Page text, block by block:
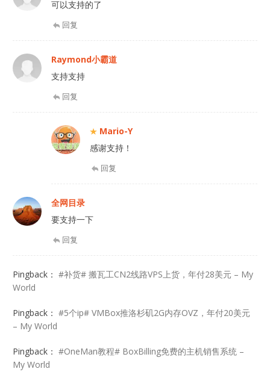
可以支持的了
回复
Raymond小霸道
支持支持
回复
Mario-Y
感谢支持！
回复
全网目录
要支持一下
回复
Pingback：#补货# 搬瓦工CN2线路VPS上货，年付28美元 – My
World
Pingback：#5个ip# VMBox推洛杉矶2G内存OVZ，年付20美元
– My World
Pingback：#OneMan教程# BoxBilling免费的主机销售系统 –
My World